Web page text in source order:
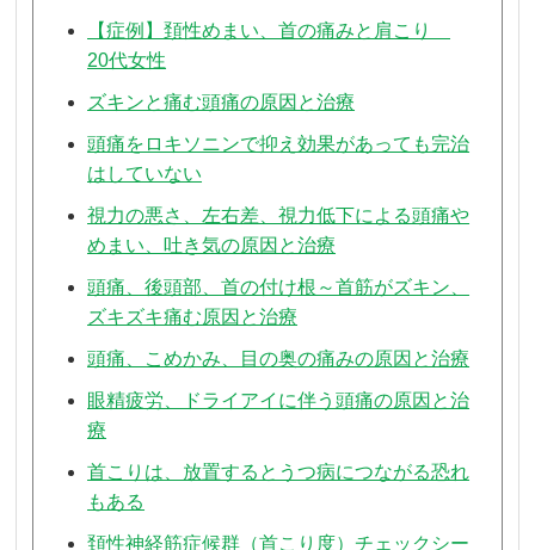
【症例】頚性めまい、首の痛みと肩こり
20代女性
ズキンと痛む頭痛の原因と治療
頭痛をロキソニンで抑え効果があっても完治
はしていない
視力の悪さ、左右差、視力低下による頭痛や
めまい、吐き気の原因と治療
頭痛、後頭部、首の付け根～首筋がズキン、
ズキズキ痛む原因と治療
頭痛、こめかみ、目の奥の痛みの原因と治療
眼精疲労、ドライアイに伴う頭痛の原因と治
療
首こりは、放置するとうつ病につながる恐れ
もある
頚性神経筋症候群（首こり度）チェックシー